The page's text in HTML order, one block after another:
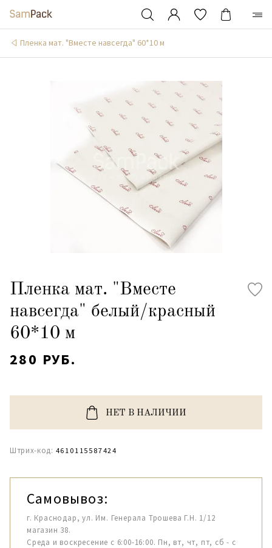
Пленка мат. "Вместе навсегда" 60*10 м
Пленка мат. "Вместе
навсегда" белый/красный
60*10 м
280 РУБ.
НЕТ В НАЛИЧИИ
Штрих-код: 4610115587424
Самовывоз:
г. Краснодар, ул. Им. Генерала Трошева Г.Н. 1/12
магазин 38.
Среда и воскресение с 6:00-16:00. Пн, вт, чт, пт, сб - с